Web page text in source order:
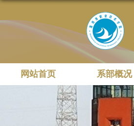
网站首页 系部概况